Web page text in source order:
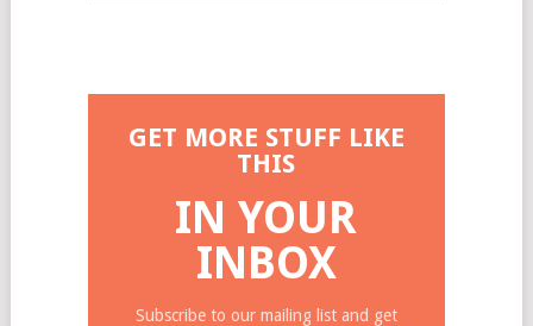
GET MORE STUFF LIKE
THIS
IN YOUR
INBOX
Subscribe to our mailing list and get